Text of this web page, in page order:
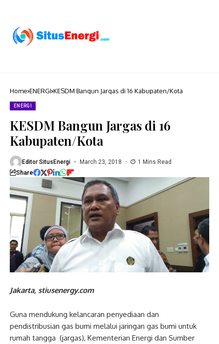
Home ENERGI KESDM Bangun Jargas di 16 Kabupaten/Kota
ENERGI
KESDM Bangun Jargas di 16
Kabupaten/Kota
Editor SitusEnergi March 23, 2018 1 Mins Read
Share
Jakarta, stiusenergy.com
Guna mendukung kelancaran penyediaan dan
pendistribusian gas bumi melalui jaringan gas bumi untuk
rumah tangga (jargas), Kementerian Energi dan Sumber